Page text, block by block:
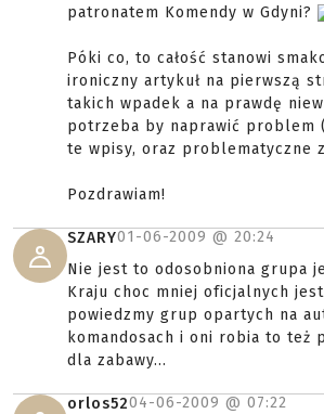
patronatem Komendy w Gdyni?
Póki co, to całość stanowi
ironiczny artykuł na pierwszą
takich wpadek a na prawdę
potrzeba by naprawić problem
te wpisy, oraz problematyczne
Pozdrawiam!
SZARY01-06-2009 @ 20:24
Nie jest to odosobniona grupa
Kraju choc mniej oficjalnych
powiedzmy grup opartych na
komandosach i oni robia to też
dla zabawy...
orlos5204-06-2009 @ 07:22